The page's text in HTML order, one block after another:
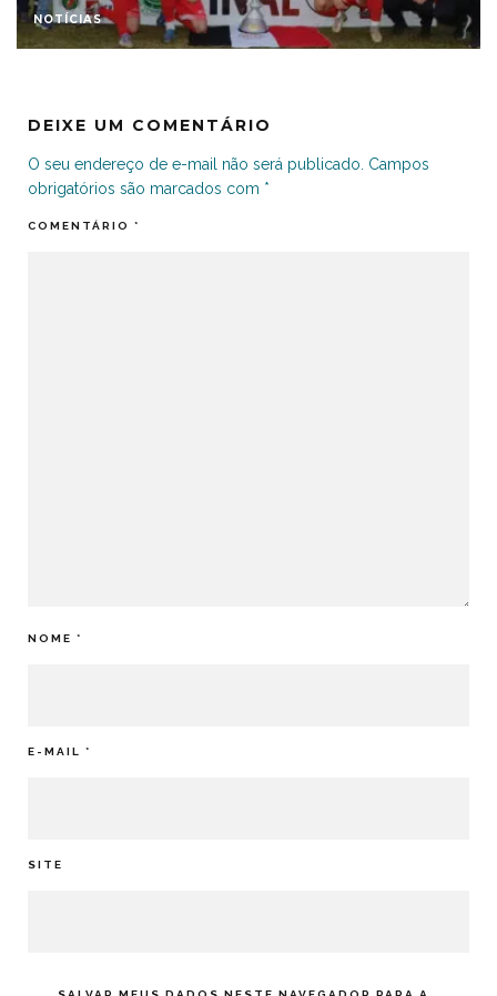
NOTÍCIAS
DEIXE UM COMENTÁRIO
O seu endereço de e-mail não será publicado. Campos
obrigatórios são marcados com *
COMENTÁRIO *
NOME *
E-MAIL *
SITE